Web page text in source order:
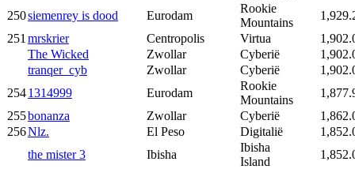
250siemenrey is dood Eurodam
Rookie
Mountains
251 mrskrier Centropolis Virtua
The Wicked
Zwollar Cyberië
tranqer_cyb
Zwollar Cyberië
2541314999 Eurodam
Rookie
Mountains
255bonanza Zwollar Cyberië
256Nlz. El Peso Digitalië
the mister 3
Ibisha
Ibisha
Island